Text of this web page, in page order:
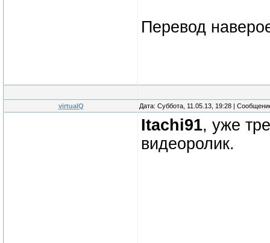
Перевод
virtualQ Дата: Суббота, 11.05.13, 19:28 |
Itachi91, уже
видеоролик.